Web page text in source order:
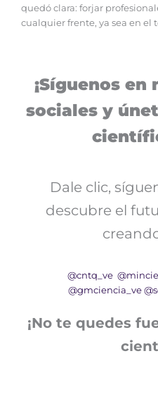
quedó clara: forjar
cualquier frente, ya sea en
¡Síguenos en
sociales y
Dale clic,
descubre el
@cntq_ve
@gmciencia_ve
¡No te quedes